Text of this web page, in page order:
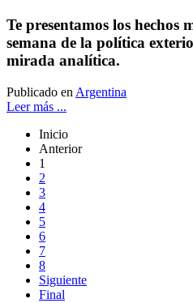
Te presentamos los hechos
semana de la política
mirada analítica.
Publicado en Argentina
Leer más ...
Inicio
Anterior
1
2
3
4
5
6
7
8
Siguiente
Final